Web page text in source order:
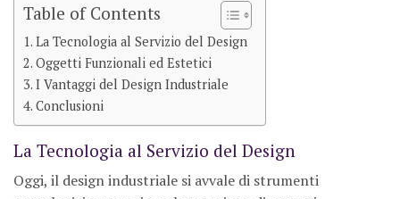
Table of Contents
La Tecnologia al Servizio del Design
Oggetti Funzionali ed Estetici
I Vantaggi del Design Industriale
Conclusioni
La Tecnologia al Servizio del Design
Oggi, il design industriale si avvale di strumenti